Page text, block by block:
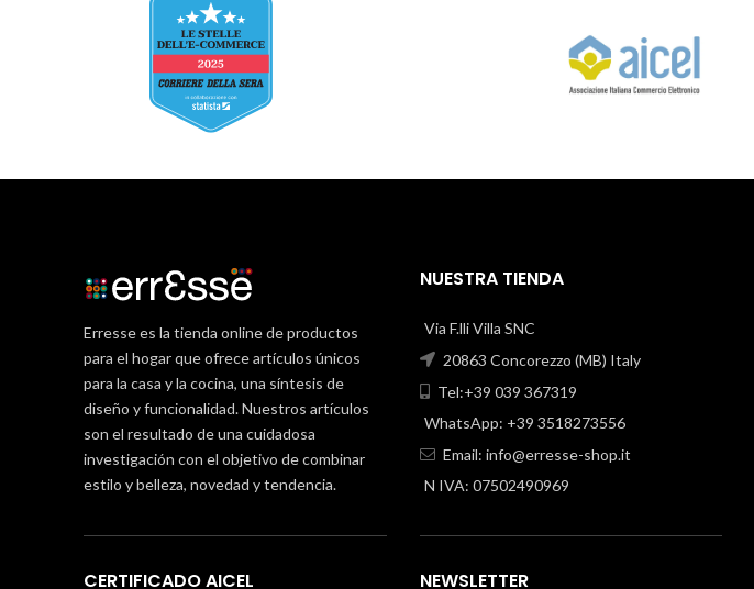
Erresse es la tienda online de productos
para el hogar que ofrece artículos únicos
para la casa y la cocina, una síntesis de
diseño y funcionalidad. Nuestros artículos
son el resultado de una cuidadosa
investigación con el objetivo de combinar
estilo y belleza, novedad y tendencia.
CERTIFICADO AICEL
NUESTRA TIENDA
Via F.lli Villa SNC
20863 Concorezzo (MB) Italy
Tel:+39 039 367319
WhatsApp: +39 3518273556
Email: info@erresse-shop.it
N IVA: 07502490969
NEWSLETTER